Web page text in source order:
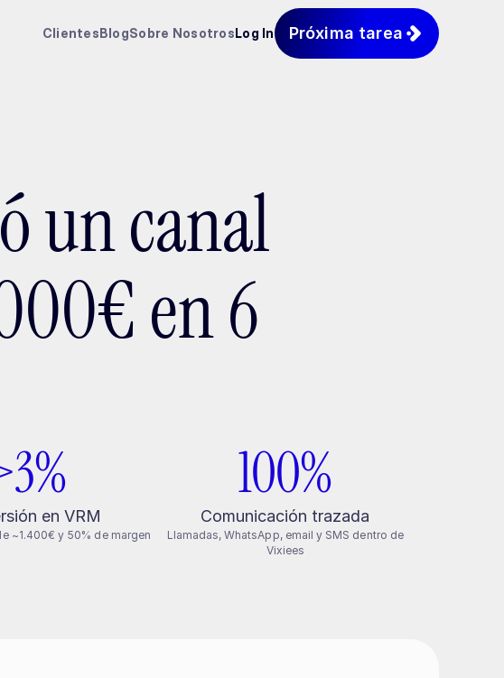
ClientesBlogSobre NosotrosLog In Próxima tarea
un canal
en 6
en VRM
~1.400€ y 50% de margen
100%
Comunicación trazada
Llamadas, WhatsApp, email y SMS dentro de
Vixiees